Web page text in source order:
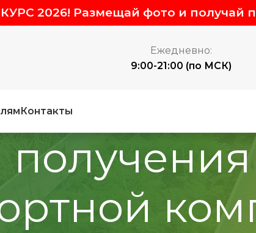
2026! Размещай фото и получай
Ежедневно:
9:00-21:00 (по МСК)
Контакты